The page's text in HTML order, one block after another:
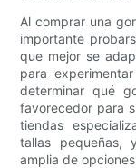
Al comprar una
importante
que mejor se
para
determinar qué
favorecedor para
tiendas
tallas pequeñas,
amplia de